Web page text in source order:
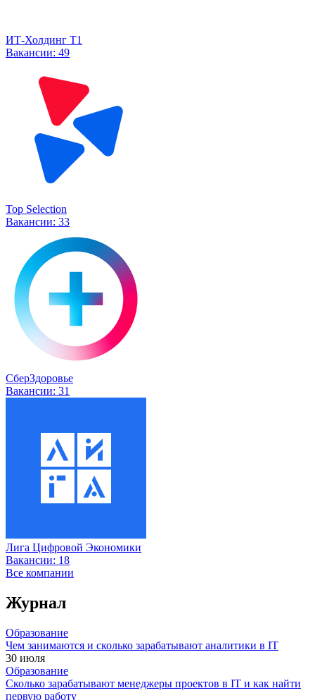
ИТ-Холдинг Т1
Вакансии: 49
Top Selection
Вакансии: 33
СберЗдоровье
Вакансии: 31
Лига Цифровой Экономики
Вакансии: 18
Все компании
Журнал
Образование
Чем занимаются и сколько зарабатывают аналитики в IT
30 июля
Образование
Сколько зарабатывают менеджеры проектов в IT и как найти
первую работу